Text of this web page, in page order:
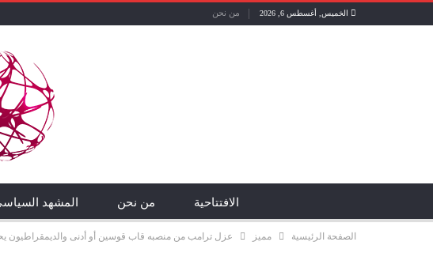
الخميس, أغسطس 6, 2026 من نحن
الافتتاحية من نحن المشهد
الصفحة الرئيسية مميز عزل ترامب من منصبه قاب قوسين أو أدنى والديمقراطيون